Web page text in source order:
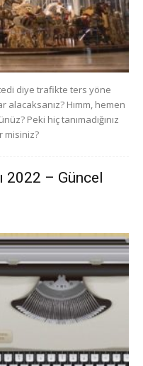
diye trafikte ters yöne
alacaksanız? Hımm, hemen
Peki hiç tanımadığınız
misiniz?
2022 – Güncel